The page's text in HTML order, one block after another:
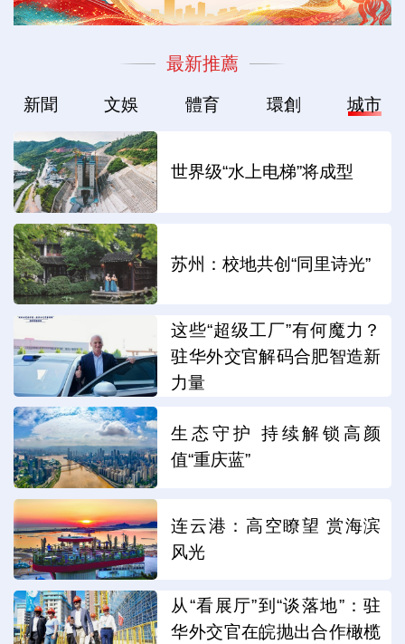
最新推薦
新聞 文娛 體育 環創 城市
世界级“水上电梯”将成型
苏州：校地共创“同里诗光”
这些“超级工厂”有何魔力？
驻华外交官解码合肥智造新
力量
生态守护 持续解锁高颜
值“重庆蓝”
连云港：高空瞭望 赏海滨
风光
从“看展厅”到“谈落地”：驻
华外交官在皖抛出合作橄榄